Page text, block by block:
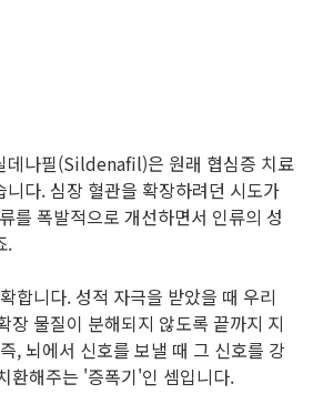
데나필(Sildenafil)은 원래 협심증 치료
다. 심장 혈관을 확장하려던 시도가
를 폭발적으로 개선하면서 인류의 성
.
합니다. 성적 자극을 받았을 때 우리
장 물질이 분해되지 않도록 끝까지 지
, 뇌에서 신호를 보낼 때 그 신호를 강
환해주는 '증폭기'인 셈입니다.